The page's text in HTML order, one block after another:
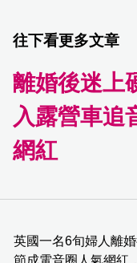
往下看更多文章
離婚後迷上
入露營車追
網紅
英國一名6旬婦人離